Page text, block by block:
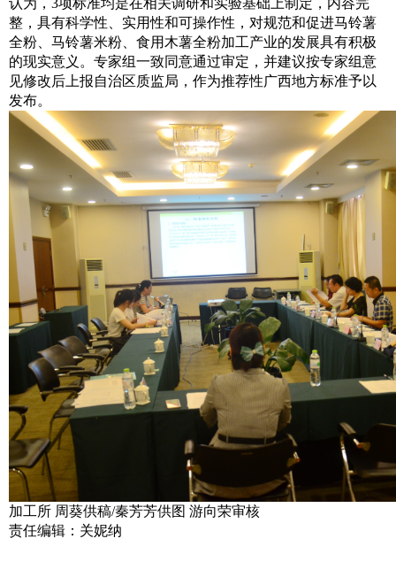
认为，3项标准均是在相关调研和实验基础上制定，内容完
整，具有科学性、实用性和可操作性，对规范和促进马铃薯
全粉、马铃薯米粉、食用木薯全粉加工产业的发展具有积极
的现实意义。专家组一致同意通过审定，并建议按专家组意
见修改后上报自治区质监局，作为推荐性广西地方标准予以
发布。
加工所 周葵供稿/秦芳芳供图 游向荣审核
责任编辑：关妮纳